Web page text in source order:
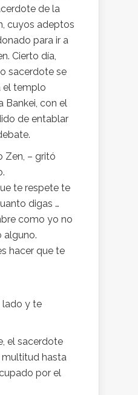
de la
cuyos adeptos
para ir a
Cierto día,
sacerdote se
el templo
Bankei, con el
de entablar
Zen, – gritó
te respete te
digas …
como yo no
alguno.
hacer que te
lado y te
el sacerdote
multitud hasta
por el